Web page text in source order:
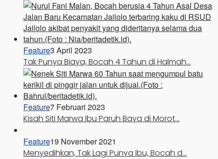
Feature3 April 2023
Tak Punya Biaya, Bocah 4 Tahun di Halmah…
Feature7 Februari 2023
Kisah Siti Marwa Ibu Paruh Baya di Morot…
Feature19 November 2021
Menyedihkan, Tak Lagi Punya Ibu, Bocah d…